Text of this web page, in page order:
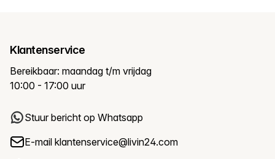
Klantenservice
Bereikbaar: maandag t/m vrijdag
10:00 - 17:00 uur
Stuur bericht op Whatsapp
E-mail klantenservice@livin24.com